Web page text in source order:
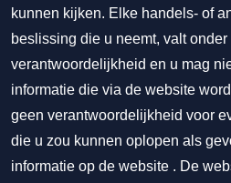
kunnen kijken. Elke handels- of
beslissing die u neemt, valt
verantwoordelijkheid en u mag
informatie die via de website
geen verantwoordelijkheid voor
die u zou kunnen oplopen als
informatie op de website . De